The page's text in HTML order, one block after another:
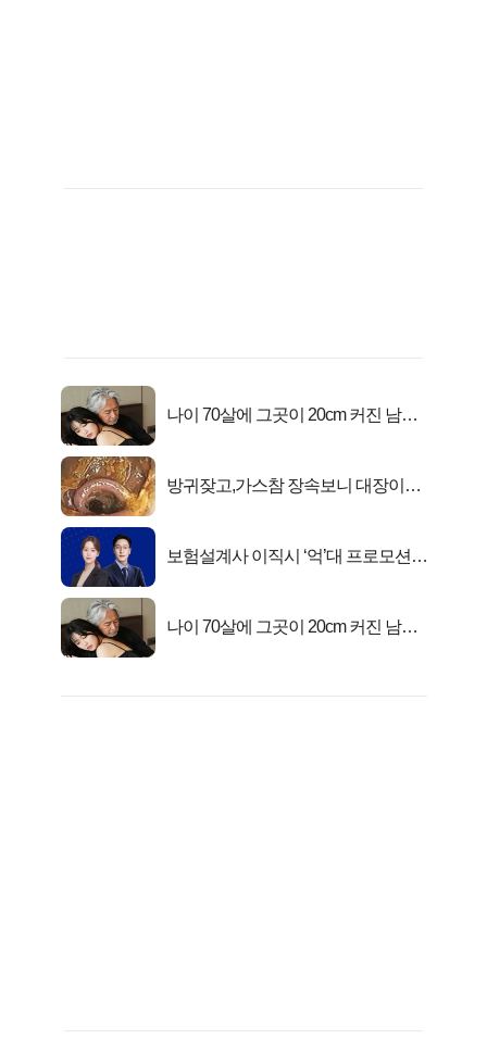
나이 70살에 그곳이 20cm 커진 남자..
방귀잦고,가스참 장속보니 대장이아
보험설계사 이직시 ‘억’대 프로모션!
나이 70살에 그곳이 20cm 커진 남자..